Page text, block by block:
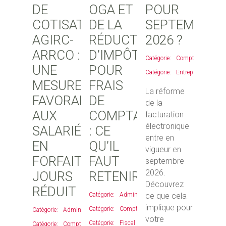
DE
COTISATIONS
AGIRC-
ARRCO :
UNE
MESURE
FAVORABLE
AUX
SALARIÉS
EN
FORFAIT
JOURS
RÉDUIT
Administratif,
Comptable,
OGA ET
DE LA
RÉDUCTION
D’IMPÔT
POUR
FRAIS
DE
COMPTABILITÉ
: CE
QU’IL
FAUT
RETENIR
Administratif
Comptable,
Fiscal
POUR
SEPTEMBRE
2026 ?
Comptable
Entreprises
La réforme
de la
facturation
électronique
entre en
vigueur en
septembre
2026.
Découvrez
ce que cela
implique pour
votre